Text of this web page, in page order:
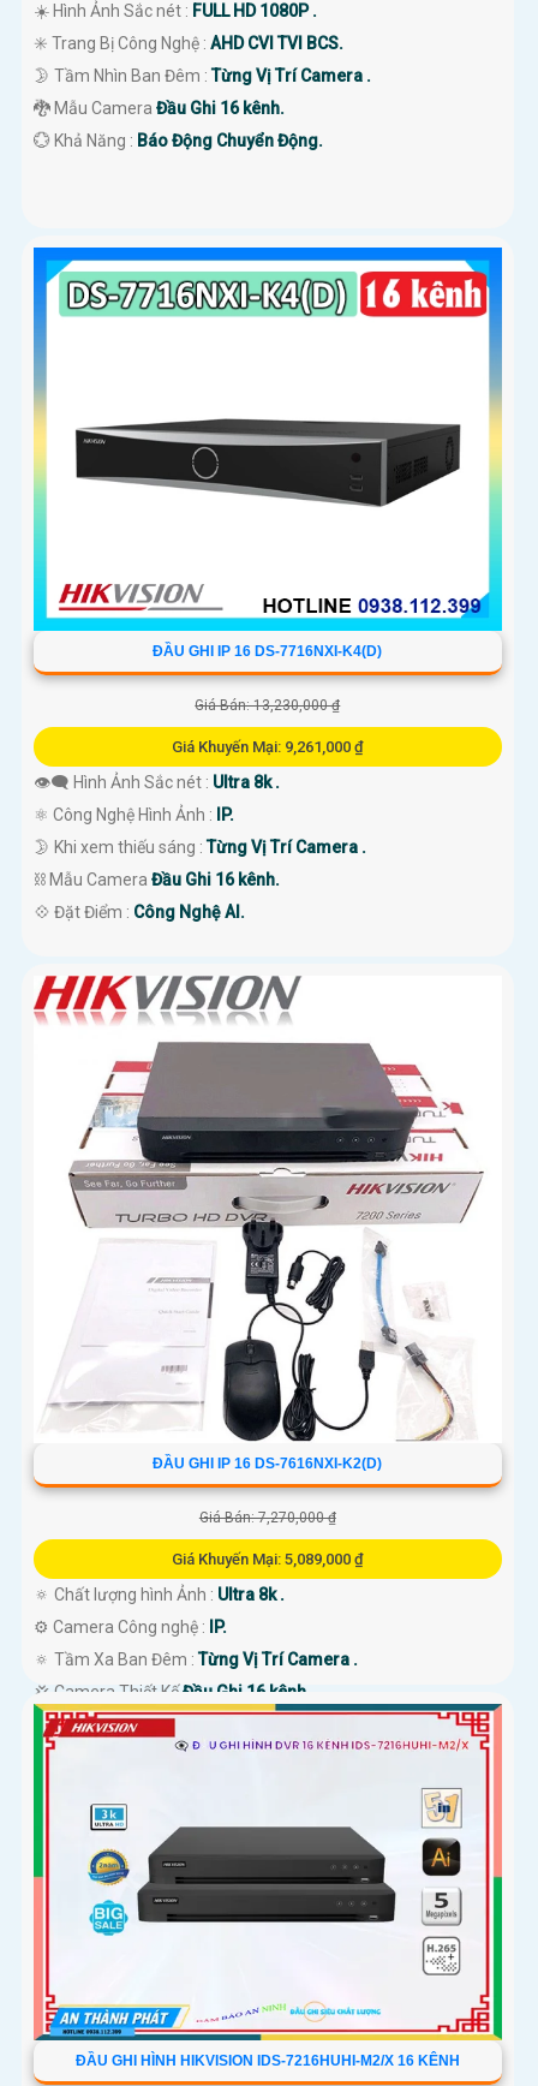
☀️ Hình Ảnh Sắc nét : FULL HD 1080P .
✳️ Trang Bị Công Nghệ : AHD CVI TVI BCS.
🌛 Tầm Nhìn Ban Đêm :Từng Vị Trí Camera .
🐉️ Mẫu Camera Đầu Ghi 16 kênh.
️💮 Khả Năng : Báo Động Chuyển Động.
ĐẦU GHI IP 16 DS-7716NXI-K4(D)
Giá Bán: 13,230,000 ₫
Giá Khuyến Mại: 9,261,000 ₫
👁️‍🗨 Hình Ảnh Sắc nét : Ultra 8k .
⚛️ Công Nghệ Hình Ảnh : IP.
🌛 Khi xem thiếu sáng :Từng Vị Trí Camera .
⛓ Mẫu Camera Đầu Ghi 16 kênh.
️💠 Đặt Điểm : Công Nghệ AI.
ĐẦU GHI IP 16 DS-7616NXI-K2(D)
Giá Bán: 7,270,000 ₫
Giá Khuyến Mại: 5,089,000 ₫
🔅 Chất lượng hình Ảnh : Ultra 8k .
⚙ Camera Công nghệ :
IP.
🔅 Tầm Xa Ban Đêm :Từng Vị Trí Camera .
💢 Camera Thiết KếĐầu Ghi 16 kênh.
️🛃 Đặt Điểm :Công Nghệ AI.
ĐẦU GHI HÌNH HIKVISION IDS-7216HUHI-M2/X 16 KÊNH